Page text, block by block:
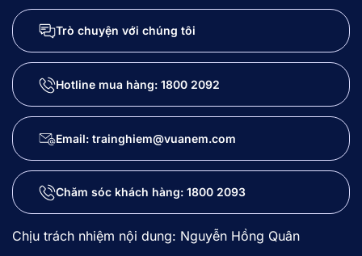
Trò chuyện với chúng tôi
Hotline mua hàng: 1800 2092
Email: trainghiem@vuanem.com
Chăm sóc khách hàng: 1800 2093
Chịu trách nhiệm nội dung: Nguyễn Hồng Quân